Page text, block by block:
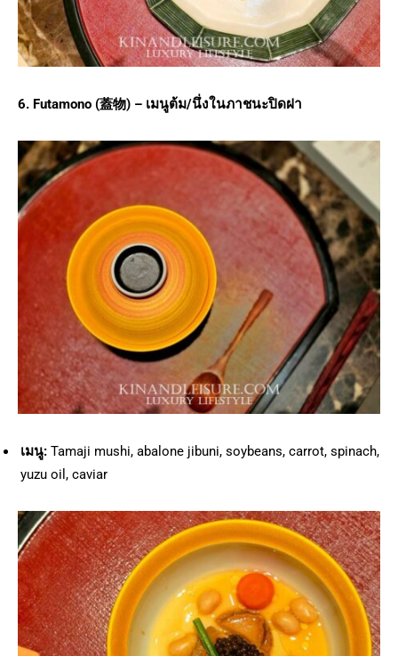
6. Futamono (蓋物) – เมนูต้ม/นึ่งในภาชนะปิดฝา
เมนู: Tamaji mushi, abalone jibuni, soybeans, carrot, spinach,
yuzu oil, caviar